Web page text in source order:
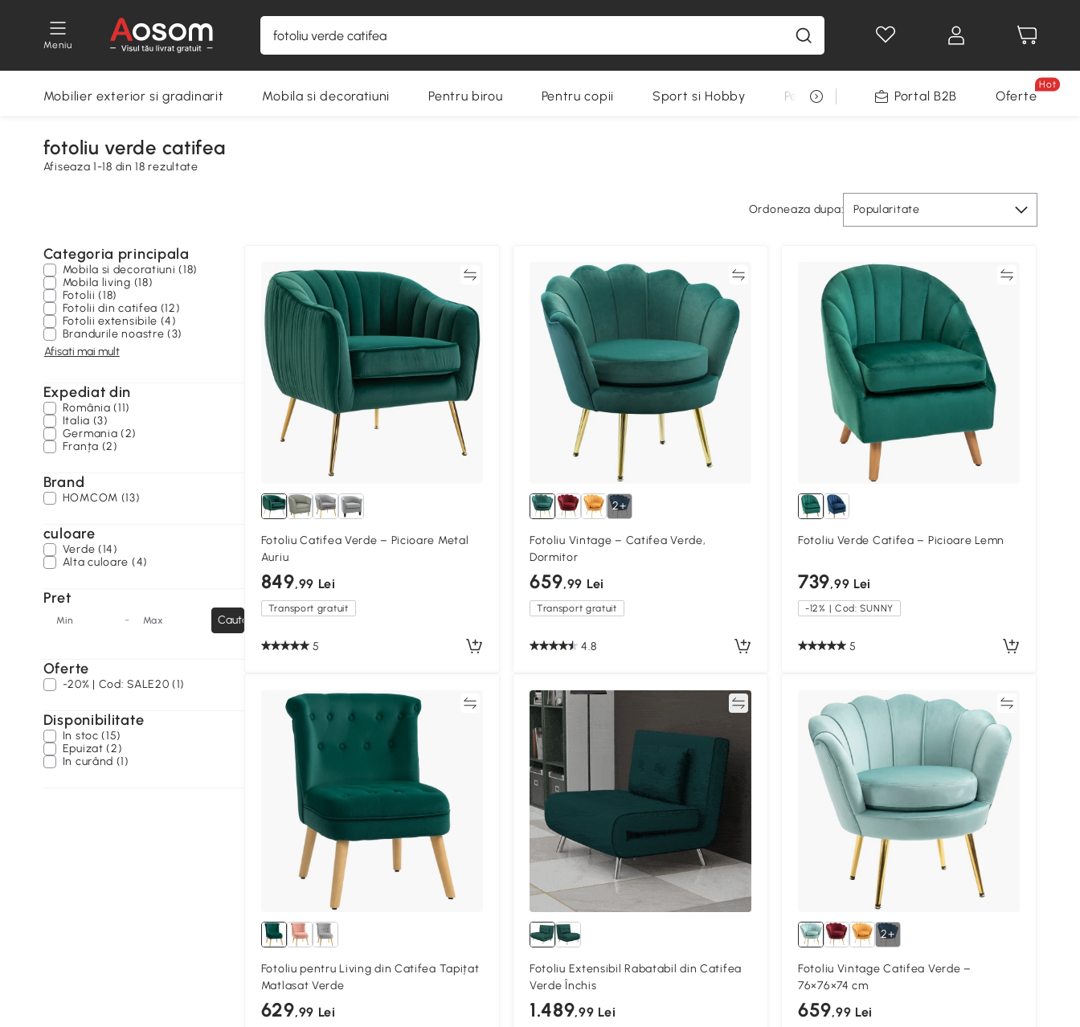
Meniu
Mobilier exterior si gradinarit Mobila si decoratiuni Pentru birou Pentru copii Sport si Hobby Pentru animale Decoratiuni Sarbatori
Portal B2B Oferte
Hot
fotoliu verde catifea
Afiseaza 1-18 din 18 rezultate
Ordoneaza dupa: Popularitate
Categoria principala
Mobila si decoratiuni (18)
Mobila living (18)
Fotolii (18)
Fotolii din catifea (12)
Fotolii extensibile (4)
Brandurile noastre (3)
Afisati mai mult
Expediat din
România (11)
Italia (3)
Germania (2)
Franța (2)
Brand
HOMCOM (13)
culoare
Verde (14)
Alta culoare (4)
Pret
Min - Max Cauta
Oferte
-20% | Cod: SALE20 (1)
Disponibilitate
In stoc (15)
Epuizat (2)
In curând (1)
Fotoliu Catifea Verde – Picioare Metal
Auriu
849,99 Lei
Transport gratuit
5
Compară
2+
Fotoliu Vintage – Catifea Verde,
Dormitor
659,99 Lei
Transport gratuit
4.8
Fotoliu Verde Catifea – Picioare Lemn
739,99 Lei
-12% | Cod: SUNNY
5
Compară
Fotoliu pentru Living din Catifea Tapițat
Matlasat Verde
629,99 Lei
Fotoliu Extensibil Rabatabil din Catifea
Verde Închis
1.489,99 Lei
Compară
2+
Fotoliu Vintage Catifea Verde –
76×76×74 cm
659,99 Lei